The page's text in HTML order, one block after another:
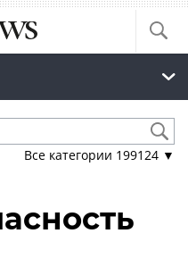
Все категории 199124 ▼